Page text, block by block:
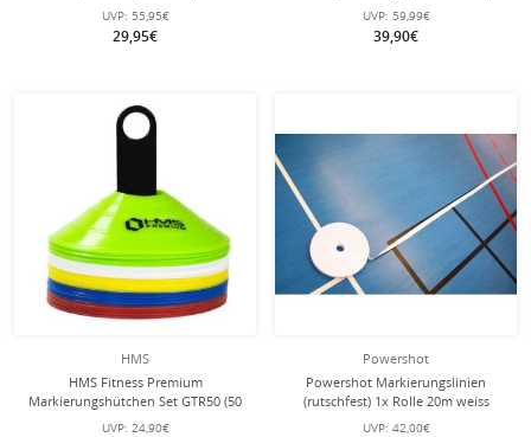
UVP: 55,95€
29,95€
UVP: 59,99€
39,90€
HMS
HMS Fitness Premium
Markierungshütchen Set GTR50 (50
Stück farblich sortiert)
UVP: 24,90€
Powershot
Powershot Markierungslinien
(rutschfest) 1x Rolle 20m weiss
UVP: 42,00€